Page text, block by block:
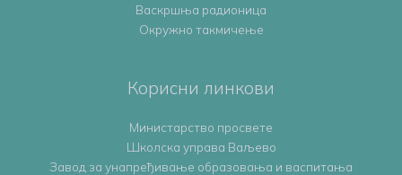
Васкршња радионица
Окружно такмичење
Корисни линкови
Министарство просвете
Школска управа Ваљево
Завод за унапређивање образовања и васпитања